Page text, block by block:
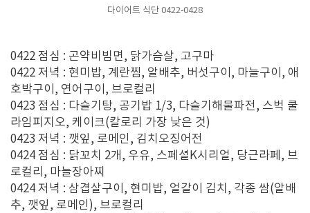
다이어트 식단 0422-0428
0422 점심 : 곤약비빔면, 닭가슴살, 고구마
0422 저녁 : 현미밥, 계란찜, 알배추, 버섯구이, 마늘구이, 애
호박구이, 연어구이, 브로컬리
0423 점심 : 다슬기탕, 공기밥 1/3, 다슬기해물파전, 스벅 쿨
라임피지오, 케이크(칼로리 가장 낮은 것)
0423 저녁 : 깻잎, 로메인, 김치오징어전
0424 점심 : 닭꼬치 2개, 우유, 스페셜K시리얼, 당근라페, 브
로컬리, 마늘장아찌
0424 저녁 : 삼겹살구이, 현미밥, 얼갈이 김치, 각종 쌈(알배
추, 깻잎, 로메인), 브로컬리